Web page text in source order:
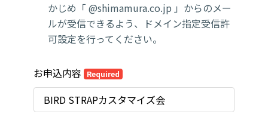
かじめ「 @shimamura.co.jp 」からのメー
ルが受信できるよう、ドメイン指定受信許
可設定を行ってください。
お申込内容 Required